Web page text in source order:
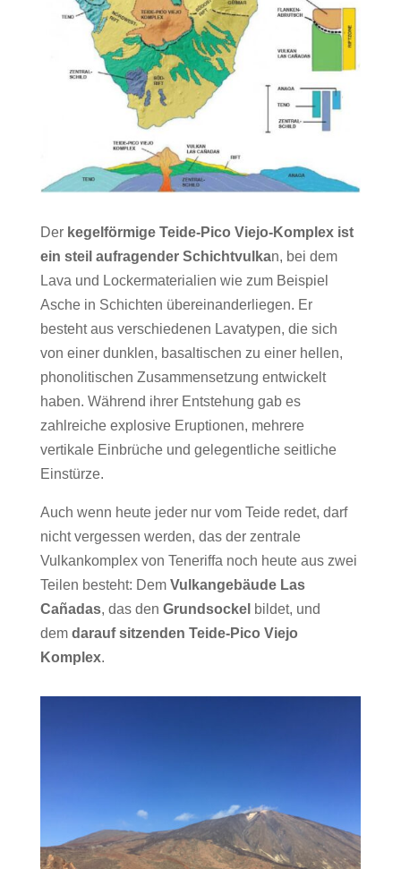
Der kegelförmige Teide-Pico Viejo-Komplex ist
ein steil aufragender Schichtvulkan, bei dem
Lava und Lockermaterialien wie zum Beispiel
Asche in Schichten übereinanderliegen. Er
besteht aus verschiedenen Lavatypen, die sich
von einer dunklen, basaltischen zu einer hellen,
phonolitischen Zusammensetzung entwickelt
haben. Während ihrer Entstehung gab es
zahlreiche explosive Eruptionen, mehrere
vertikale Einbrüche und gelegentliche seitliche
Einstürze.
Auch wenn heute jeder nur vom Teide redet, darf
nicht vergessen werden, das der zentrale
Vulkankomplex von Teneriffa noch heute aus zwei
Teilen besteht: Dem Vulkangebäude Las
Cañadas, das den Grundsockel bildet, und
dem darauf sitzenden Teide-Pico Viejo
Komplex.